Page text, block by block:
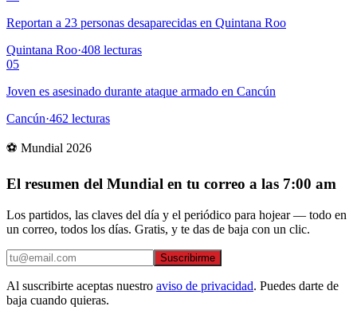
Reportan a 23 personas desaparecidas en Quintana Roo
Quintana Roo·408 lecturas
05
Joven es asesinado durante ataque armado en Cancún
Cancún·462 lecturas
⚽ Mundial 2026
El resumen del Mundial en tu correo a las 7:00 am
Los partidos, las claves del día y el periódico para hojear — todo en
un correo, todos los días. Gratis, y te das de baja con un clic.
Suscribirme
Al suscribirte aceptas nuestro aviso de privacidad. Puedes darte de
baja cuando quieras.